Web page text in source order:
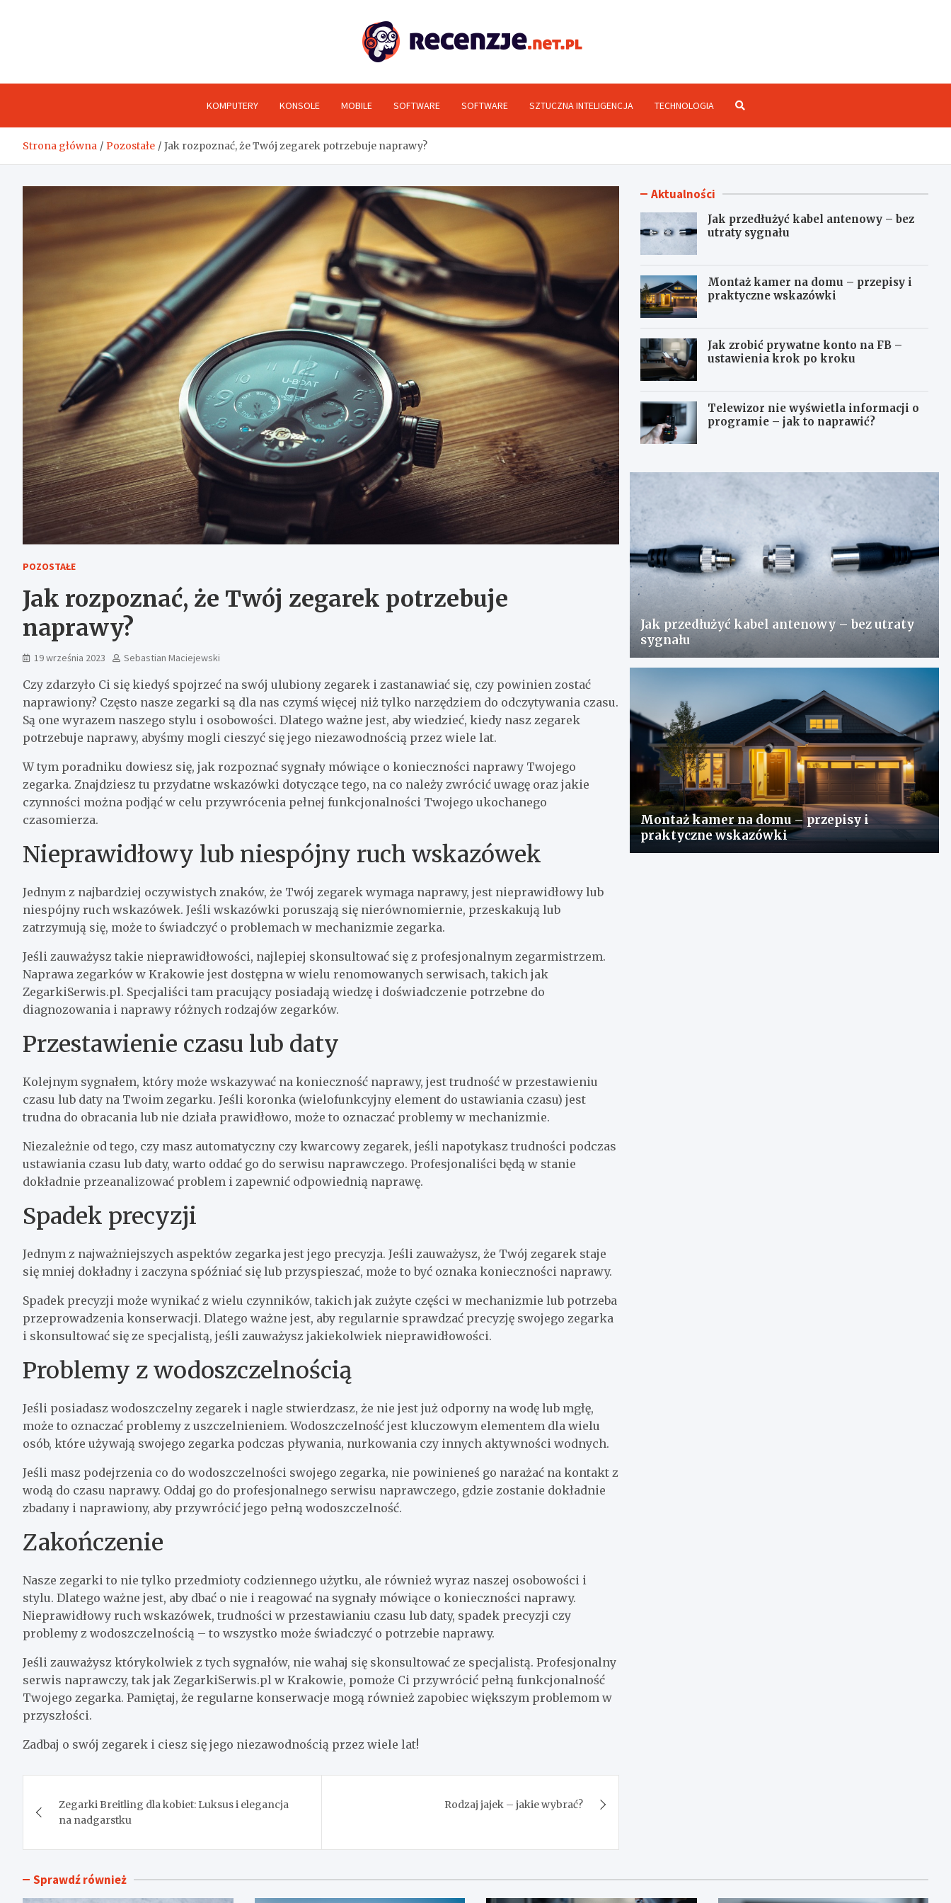
KOMPUTERY KONSOLE MOBILE SOFTWARE SOFTWARE SZTUCZNA INTELIGENCJA TECHNOLOGIA
Strona główna Pozostałe Jak rozpoznać, że Twój zegarek potrzebuje naprawy?
POZOSTAŁE
Jak rozpoznać, że Twój zegarek potrzebuje
naprawy?
19 września 2023 Sebastian Maciejewski
Czy zdarzyło Ci się kiedyś spojrzeć na swój ulubiony zegarek i zastanawiać się, czy powinien zostać
naprawiony? Często nasze zegarki są dla nas czymś więcej niż tylko narzędziem do odczytywania czasu.
Są one wyrazem naszego stylu i osobowości. Dlatego ważne jest, aby wiedzieć, kiedy nasz zegarek
potrzebuje naprawy, abyśmy mogli cieszyć się jego niezawodnością przez wiele lat.
W tym poradniku dowiesz się, jak rozpoznać sygnały mówiące o konieczności naprawy Twojego
zegarka. Znajdziesz tu przydatne wskazówki dotyczące tego, na co należy zwrócić uwagę oraz jakie
czynności można podjąć w celu przywrócenia pełnej funkcjonalności Twojego ukochanego
czasomierza.
Nieprawidłowy lub niespójny ruch wskazówek
Jednym z najbardziej oczywistych znaków, że Twój zegarek wymaga naprawy, jest nieprawidłowy lub
niespójny ruch wskazówek. Jeśli wskazówki poruszają się nierównomiernie, przeskakują lub
zatrzymują się, może to świadczyć o problemach w mechanizmie zegarka.
Jeśli zauważysz takie nieprawidłowości, najlepiej skonsultować się z profesjonalnym zegarmistrzem.
Naprawa zegarków w Krakowie jest dostępna w wielu renomowanych serwisach, takich jak
ZegarkiSerwis.pl. Specjaliści tam pracujący posiadają wiedzę i doświadczenie potrzebne do
diagnozowania i naprawy różnych rodzajów zegarków.
Przestawienie czasu lub daty
Kolejnym sygnałem, który może wskazywać na konieczność naprawy, jest trudność w przestawieniu
czasu lub daty na Twoim zegarku. Jeśli koronka (wielofunkcyjny element do ustawiania czasu) jest
trudna do obracania lub nie działa prawidłowo, może to oznaczać problemy w mechanizmie.
Niezależnie od tego, czy masz automatyczny czy kwarcowy zegarek, jeśli napotykasz trudności podczas
ustawiania czasu lub daty, warto oddać go do serwisu naprawczego. Profesjonaliści będą w stanie
dokładnie przeanalizować problem i zapewnić odpowiednią naprawę.
Spadek precyzji
Jednym z najważniejszych aspektów zegarka jest jego precyzja. Jeśli zauważysz, że Twój zegarek staje
się mniej dokładny i zaczyna spóźniać się lub przyspieszać, może to być oznaka konieczności naprawy.
Spadek precyzji może wynikać z wielu czynników, takich jak zużyte części w mechanizmie lub potrzeba
przeprowadzenia konserwacji. Dlatego ważne jest, aby regularnie sprawdzać precyzję swojego zegarka
i skonsultować się ze specjalistą, jeśli zauważysz jakiekolwiek nieprawidłowości.
Problemy z wodoszczelnością
Jeśli posiadasz wodoszczelny zegarek i nagle stwierdzasz, że nie jest już odporny na wodę lub mgłę,
może to oznaczać problemy z uszczelnieniem. Wodoszczelność jest kluczowym elementem dla wielu
osób, które używają swojego zegarka podczas pływania, nurkowania czy innych aktywności wodnych.
Jeśli masz podejrzenia co do wodoszczelności swojego zegarka, nie powinieneś go narażać na kontakt z
wodą do czasu naprawy. Oddaj go do profesjonalnego serwisu naprawczego, gdzie zostanie dokładnie
zbadany i naprawiony, aby przywrócić jego pełną wodoszczelność.
Zakończenie
Nasze zegarki to nie tylko przedmioty codziennego użytku, ale również wyraz naszej osobowości i
stylu. Dlatego ważne jest, aby dbać o nie i reagować na sygnały mówiące o konieczności naprawy.
Nieprawidłowy ruch wskazówek, trudności w przestawianiu czasu lub daty, spadek precyzji czy
problemy z wodoszczelnością – to wszystko może świadczyć o potrzebie naprawy.
Jeśli zauważysz którykolwiek z tych sygnałów, nie wahaj się skonsultować ze specjalistą. Profesjonalny
serwis naprawczy, tak jak ZegarkiSerwis.pl w Krakowie, pomoże Ci przywrócić pełną funkcjonalność
Twojego zegarka. Pamiętaj, że regularne konserwacje mogą również zapobiec większym problemom w
przyszłości.
Zadbaj o swój zegarek i ciesz się jego niezawodnością przez wiele lat!
wpisu
Zegarki Breitling dla kobiet: Luksus i elegancja
na nadgarstku
Rodzaj jajek – jakie wybrać?
Aktualności
Jak przedłużyć kabel antenowy – bez
utraty sygnału
Montaż kamer na domu – przepisy i
praktyczne wskazówki
Jak zrobić prywatne konto na FB –
ustawienia krok po kroku
Telewizor nie wyświetla informacji o
programie – jak to naprawić?
Jak przedłużyć kabel antenowy – bez utraty
sygnału
Montaż kamer na domu – przepisy i
praktyczne wskazówki
Sprawdź również